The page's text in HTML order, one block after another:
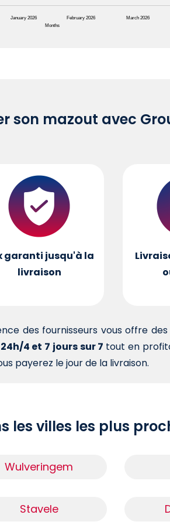
Months
January 2026 February 2026 March 2026
son mazout avec
garanti jusqu'à la
livraison
des fournisseurs vous offre
4 et 7 jours sur 7 tout en
payerez le jour de la livraison.
les villes les plus
Wulveringem
Stavele